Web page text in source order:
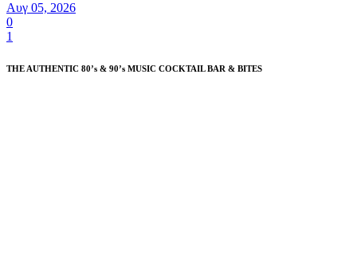
Αυγ 05, 2026
0
1
THE AUTHENTIC 80’s & 90’s MUSIC COCKTAIL BAR & BITES